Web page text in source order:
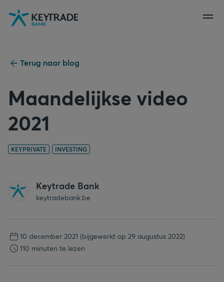
Naar
navigatie
Naar
aanmelden
Naar
inhoud
Terug naar blog
Maandelijkse video
2021
KEYPRIVATE INVESTING
Keytrade Bank
keytradebank.be
10 december 2021 (bijgewerkt op 29 augustus 2022)
110 minuten te lezen